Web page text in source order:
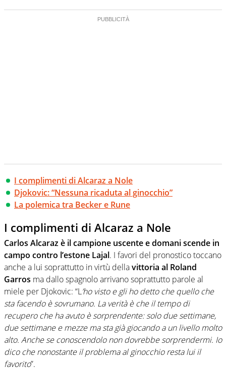
I complimenti di Alcaraz a Nole
Djokovic: “Nessuna ricaduta al ginocchio”
La polemica tra Becker e Rune
I complimenti di Alcaraz a Nole
Carlos Alcaraz è il campione uscente e domani scende in
campo contro l’estone Lajal. I favori del pronostico toccano
anche a lui soprattutto in virtù dellavittoria al Roland
Garros ma dallo spagnolo arrivano soprattutto parole al
miele per Djokovic: “L’ho visto e gli ho detto che quello che
sta facendo è sovrumano. La verità è che il tempo di
recupero che ha avuto è sorprendente: solo due settimane,
due settimane e mezze ma sta già giocando a un livello molto
alto. Anche se conoscendolo non dovrebbe sorprendermi. Io
dico che nonostante il problema al ginocchio resta lui il
favorito”.